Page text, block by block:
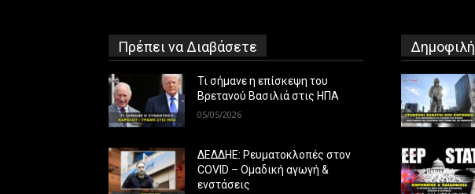
Πρέπει να Διαβάσετε
Τι σήμανε η επίσκεψη του
Βρετανού Βασιλιά στις ΗΠΑ
05/05/2026
ΔΕΔΔΗΕ: Ρευματοκλοπές στον
COVID – Ομαδική αγωγή &
ενστάσεις
Δημοφιλή